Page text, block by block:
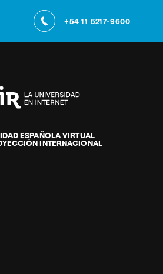
+54 11 5217-9600
ESPAÑOLA VIRTUAL
INTERNACIONAL